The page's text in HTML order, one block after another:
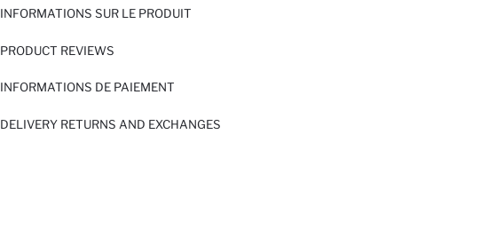
INFORMATIONS SUR LE PRODUIT
PRODUCT REVIEWS
INFORMATIONS DE PAIEMENT
DELIVERY RETURNS AND EXCHANGES